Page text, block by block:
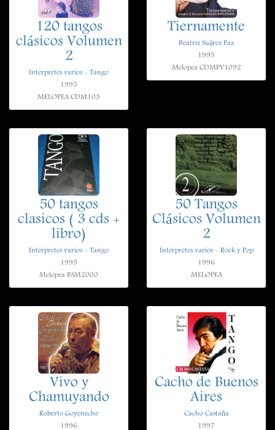
120 tangos
clásicos Volumen
2
Intérpretes varios - Tango
1995
MELOPEA CDM103
Tiernamente
Beatriz Suárez Paz
1995
Melopea CDMPV1092
50 tangos
clasicos ( 3 cds +
libro)
Intérpretes varios - Tango
1995
Melopea BSM2000
50 Tangos
Clásicos Volumen
2
Intérpretes varios - Rock y Pop
1996
MELOPEA
Vivo y
Chamuyando
Roberto Goyeneche
1996
Cacho de Buenos
Aires
Cacho Castaña
1997